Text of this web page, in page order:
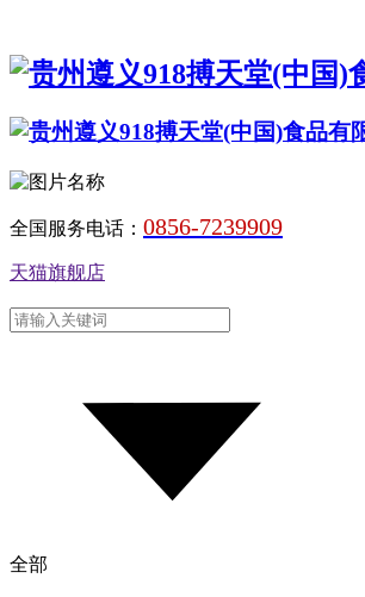
全国服务电话： 0856-7239909
天猫旗舰店
全部